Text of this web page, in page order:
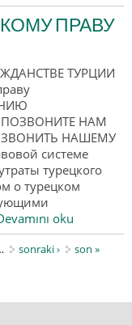
ПРАВУ
ТУРЦИИ
НАМ
НАШЕМУ
системе
турецкого
о турецком
oku
sonraki › son »